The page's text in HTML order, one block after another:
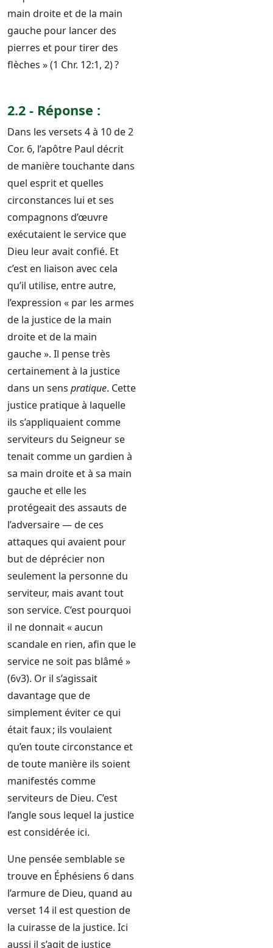
main droite et de la main
gauche pour lancer des
pierres et pour tirer des
flèches » (1 Chr. 12:1, 2) ?
2.2 - Réponse :
Dans les versets 4 à 10 de 2
Cor. 6, l’apôtre Paul décrit
de manière touchante dans
quel esprit et quelles
circonstances lui et ses
compagnons d’œuvre
exécutaient le service que
Dieu leur avait confié. Et
c’est en liaison avec cela
qu’il utilise, entre autre,
l’expression « par les armes
de la justice de la main
droite et de la main
gauche ». Il pense très
certainement à la justice
dans un sens pratique. Cette
justice pratique à laquelle
ils s’appliquaient comme
serviteurs du Seigneur se
tenait comme un gardien à
sa main droite et à sa main
gauche et elle les
protégeait des assauts de
l’adversaire — de ces
attaques qui avaient pour
but de déprécier non
seulement la personne du
serviteur, mais avant tout
son service. C’est pourquoi
il ne donnait « aucun
scandale en rien, afin que le
service ne soit pas blâmé »
(6v3). Or il s’agissait
davantage que de
simplement éviter ce qui
était faux ; ils voulaient
qu’en toute circonstance et
de toute manière ils soient
manifestés comme
serviteurs de Dieu. C’est
l’angle sous lequel la justice
est considérée ici.
Une pensée semblable se
trouve en Éphésiens 6 dans
l’armure de Dieu, quand au
verset 14 il est question de
la cuirasse de la justice. Ici
aussi il s’agit de justice